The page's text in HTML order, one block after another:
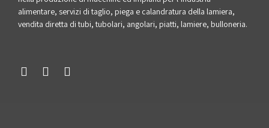
alimentare, servizi di taglio, piega e calandratura della lamiera,
vendita diretta di tubi, tubolari, angolari, piatti, lamiere, bulloneria.